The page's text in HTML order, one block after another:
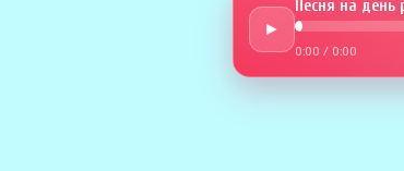
►
Песня на день
0:00 / 0:00